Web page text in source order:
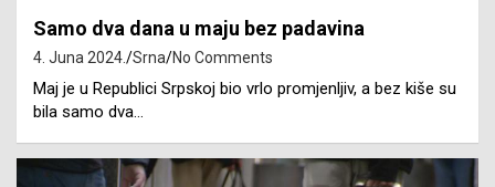
Samo dva dana u maju bez padavina
4. Juna 2024. Srna No Comments
Maj je u Republici Srpskoj bio vrlo promjenljiv, a bez kiše su
bila samo dva…